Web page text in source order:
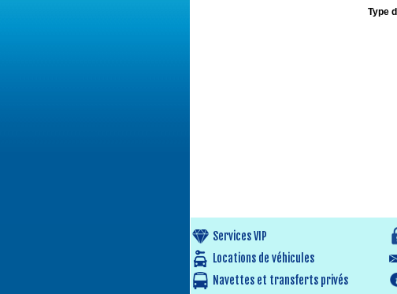
Type
Services VIP
Locations de véhicules
Navettes et transferts privés